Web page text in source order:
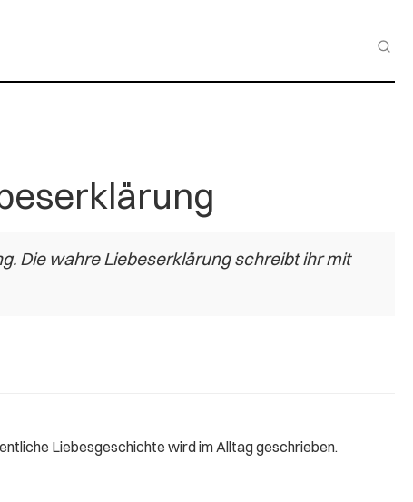
Die wahre Liebeserklärung schreibt ihr mit
Liebesgeschichte wird im Alltag geschrieben.